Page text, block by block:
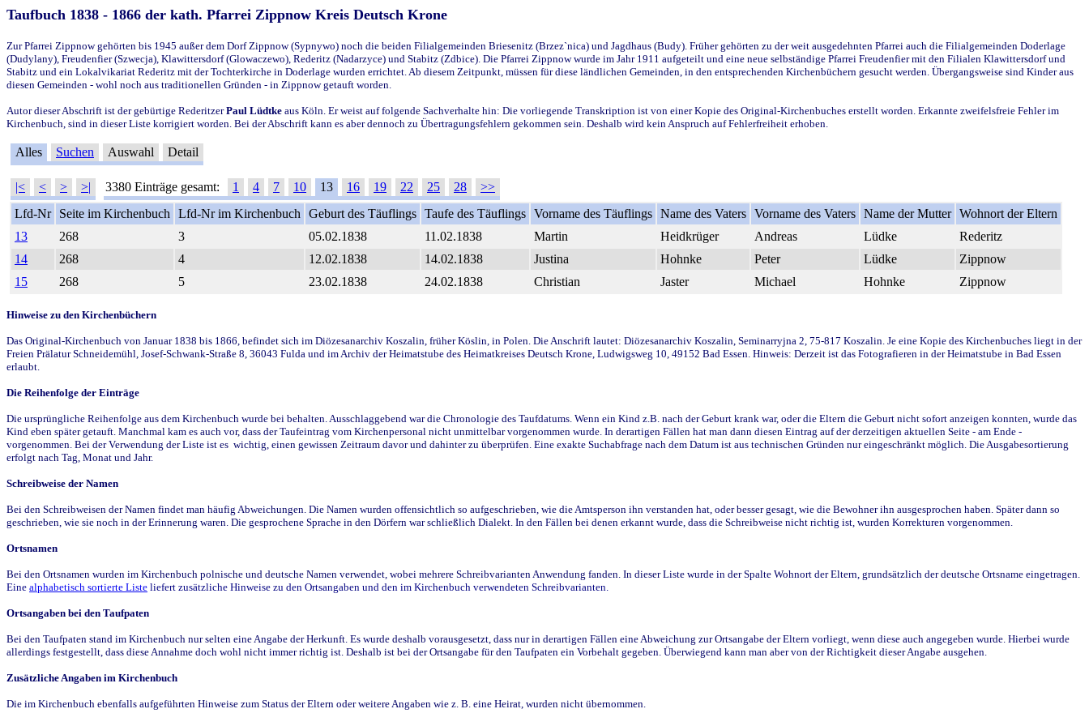
Taufbuch 1838 - 1866 der kath. Pfarrei Zippnow Kreis Deutsch Krone
Zur Pfarrei Zippnow gehörten bis 1945 außer dem Dorf Zippnow (Sypnywo) noch die beiden Filialgemeinden Briesenitz (Brzez`nica) und Jagdhaus (Budy). Früher gehörten zu der weit ausgedehnten Pfarrei auch die Filialgemeinden Doderlage
(Dudylany), Freudenfier (Szwecja), Klawittersdorf (Glowaczewo), Rederitz (Nadarzyce) und Stabitz (Zdbice). Die Pfarrei Zippnow wurde im Jahr 1911 aufgeteilt und eine neue selbständige Pfarrei Freudenfier mit den Filialen Klawittersdorf und
Stabitz und ein Lokalvikariat Rederitz mit der Tochterkirche in Doderlage wurden errichtet. Ab diesem Zeitpunkt, müssen für diese ländlichen Gemeinden, in den entsprechenden Kirchenbüchern gesucht werden. Übergangsweise sind Kinder aus
diesen Gemeinden - wohl noch aus traditionellen Gründen - in Zippnow getauft worden.
Autor dieser Abschrift ist der gebürtige RederitzerPaul Lüdtke aus Köln. Er weist auf folgende Sachverhalte hin: Die vorliegende Transkription ist von einer Kopie des Original-Kirchenbuches erstellt worden. Erkannte zweifelsfreie Fehler im
Kirchenbuch, sind in dieser Liste korrigiert worden. Bei der Abschrift kann es aber dennoch zu Übertragungsfehlern gekommen sein. Deshalb wird kein Anspruch auf Fehlerfreiheit erhoben.
Alles Suchen Auswahl Detail
|< < > >| 3380 Einträge gesamt: 1 4 7 10 13 16 19 22 25 28
>>
Lfd-Nr
Seite im Kirchenbuch Lfd-Nr im Kirchenbuch Geburt des Täuflings Taufe des Täuflings Vorname des Täuflings Name des Vaters Vorname des Vaters Name der Mutter Wohnort der Eltern
13
268 3 05.02.1838 11.02.1838 Martin Heidkrüger Andreas Lüdke
Rederitz
14
268 4 12.02.1838 14.02.1838 Justina Hohnke Peter Lüdke
Zippnow
15
268 5 23.02.1838 24.02.1838 Christian Jaster Michael Hohnke Zippnow
Hinweise zu den Kirchenbüchern
Das Original-Kirchenbuch von Januar 1838 bis 1866, befindet sich im Diözesanarchiv Koszalin, früher Köslin, in Polen. Die Anschrift lautet: Diözesanarchiv Koszalin, Seminarryjna 2, 75-817 Koszalin. Je eine Kopie des Kirchenbuches liegt in der
Freien Prälatur Schneidemühl, Josef-Schwank-Straße 8, 36043 Fulda und im Archiv der Heimatstube des Heimatkreises Deutsch Krone, Ludwigsweg 10, 49152 Bad Essen. Hinweis: Derzeit ist das Fotografieren in der Heimatstube in Bad Essen
erlaubt.
Die Reihenfolge der Einträge
Die ursprüngliche Reihenfolge aus dem Kirchenbuch wurde bei behalten. Ausschlaggebend war die Chronologie des Taufdatums. Wenn ein Kind z.B. nach der Geburt krank war, oder die Eltern die Geburt nicht sofort anzeigen konnten, wurde das
Kind eben später getauft. Manchmal kam es auch vor, dass der Taufeintrag vom Kirchenpersonal nicht unmittelbar vorgenommen wurde. In derartigen Fällen hat man dann diesen Eintrag auf der derzeitigen aktuellen Seite - am Ende -
vorgenommen. Bei der Verwendung der Liste ist es wichtig, einen gewissen Zeitraum davor und dahinter zu überprüfen. Eine exakte Suchabfrage nach dem Datum ist aus technischen Gründen nur eingeschränkt möglich. Die Ausgabesortierung
erfolgt nach Tag, Monat und Jahr.
Schreibweise der Namen
Bei den Schreibweisen der Namen findet man häufig Abweichungen. Die Namen wurden offensichtlich so aufgeschrieben, wie die Amtsperson ihn verstanden hat, oder besser gesagt, wie die Bewohner ihn ausgesprochen haben. Später dann so
geschrieben, wie sie noch in der Erinnerung waren. Die gesprochene Sprache in den Dörfern war schließlich Dialekt. In den Fällen bei denen erkannt wurde, dass die Schreibweise nicht richtig ist, wurden Korrekturen vorgenommen.
Ortsnamen
Bei den Ortsnamen wurden im Kirchenbuch polnische und deutsche Namen verwendet, wobei mehrere Schreibvarianten Anwendung fanden. In dieser Liste wurde in der Spalte Wohnort der Eltern, grundsätzlich der deutsche Ortsname eingetragen.
Eine alphabetisch sortierte Liste liefert zusätzliche Hinweise zu den Ortsangaben und den im Kirchenbuch verwendeten Schreibvarianten.
Ortsangaben bei den Taufpaten
Bei den Taufpaten stand im Kirchenbuch nur selten eine Angabe der Herkunft. Es wurde deshalb vorausgesetzt, dass nur in derartigen Fällen eine Abweichung zur Ortsangabe der Eltern vorliegt, wenn diese auch angegeben wurde. Hierbei wurde
allerdings festgestellt, dass diese Annahme doch wohl nicht immer richtig ist. Deshalb ist bei der Ortsangabe für den Taufpaten ein Vorbehalt gegeben. Überwiegend kann man aber von der Richtigkeit dieser Angabe ausgehen.
Zusätzliche Angaben im Kirchenbuch
Die im Kirchenbuch ebenfalls aufgeführten Hinweise zum Status der Eltern oder weitere Angaben wie z. B. eine Heirat, wurden nicht übernommen.